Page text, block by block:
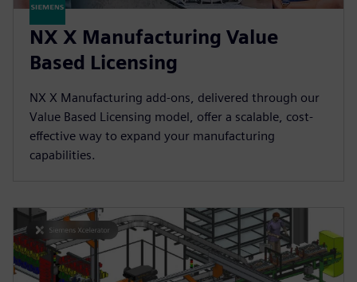
NX X Manufacturing Value
Based Licensing
NX X Manufacturing add-ons, delivered through our
Value Based Licensing model, offer a scalable, cost-
effective way to expand your manufacturing
capabilities.